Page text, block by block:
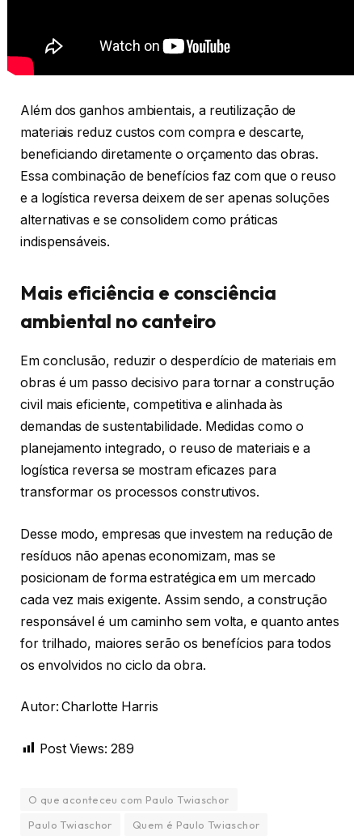
Além dos ganhos ambientais, a reutilização de
materiais reduz custos com compra e descarte,
beneficiando diretamente o orçamento das obras.
Essa combinação de benefícios faz com que o reuso
e a logística reversa deixem de ser apenas soluções
alternativas e se consolidem como práticas
indispensáveis.
Mais eficiência e consciência
ambiental no canteiro
Em conclusão, reduzir o desperdício de materiais em
obras é um passo decisivo para tornar a construção
civil mais eficiente, competitiva e alinhada às
demandas de sustentabilidade. Medidas como o
planejamento integrado, o reuso de materiais e a
logística reversa se mostram eficazes para
transformar os processos construtivos.
Desse modo, empresas que investem na redução de
resíduos não apenas economizam, mas se
posicionam de forma estratégica em um mercado
cada vez mais exigente. Assim sendo, a construção
responsável é um caminho sem volta, e quanto antes
for trilhado, maiores serão os benefícios para todos
os envolvidos no ciclo da obra.
Autor: Charlotte Harris
Post Views: 289
O que aconteceu com Paulo Twiaschor
Paulo Twiaschor
Quem é Paulo Twiaschor